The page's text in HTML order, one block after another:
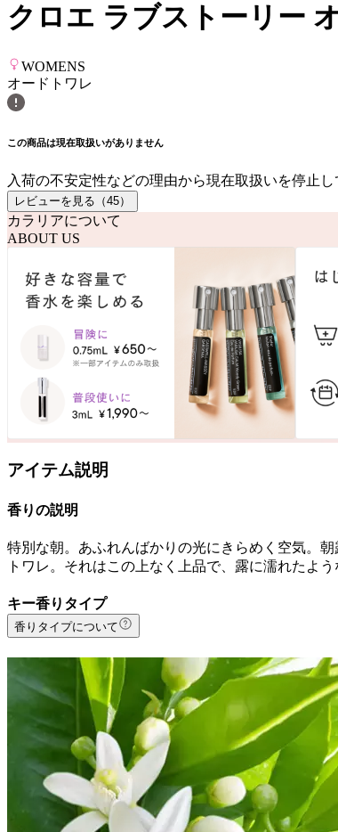
クロエ ラブストーリー
WOMENS
オードトワレ
この商品は現在取扱いがありません
入荷の不安定性などの理由から現在取扱いを停止し
レビューを見る（45）
カラリアについて
ABOUT US
アイテム説明
香りの説明
特別な朝。あふれんばかりの光にきらめく空気。
トワレ。それはこの上なく上品で、露に濡れたよ
キー香りタイプ
香りタイプについて